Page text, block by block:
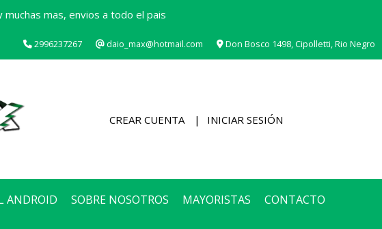
muchas mas, envios a todo el pais
2996237267 daio_max@hotmail.com Don Bosco 1498, Cipolletti, Rio Negro
CREAR CUENTA INICIAR SESIÓN
ANDROID SOBRE NOSOTROS MAYORISTAS CONTACTO